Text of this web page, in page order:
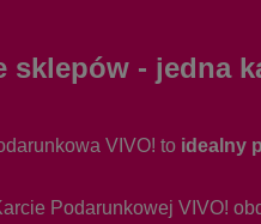
sklepów - jedna
VIVO! to idealny
Podarunkowej VIVO!